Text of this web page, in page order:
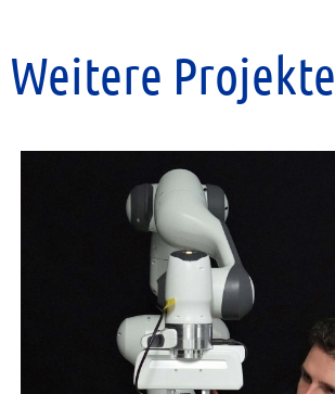
Weitere Projekte